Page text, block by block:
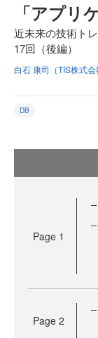
「アプリ
近未来の技術ト
17回（後編）
白石 康司（TIS株式会
DB
Page 1
Page 2